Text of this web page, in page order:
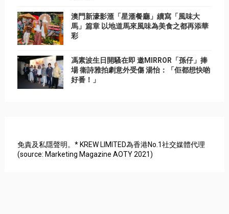
澳門新濠影滙「星滙餐廳」續寫「風味大
馬」篇章 以地道馬來風味為美食之都再添華
彩
馮素波生日開騷在即 邀MIRROR「孫仔」捧
場 衞詩雅拍劇意外受傷 湯怡：「佢都想快啲
好番！」
免責及私隱聲明。* KREW LIMITED為香港No.1社交媒體代理
(source: Marketing Magazine AOTY 2021)